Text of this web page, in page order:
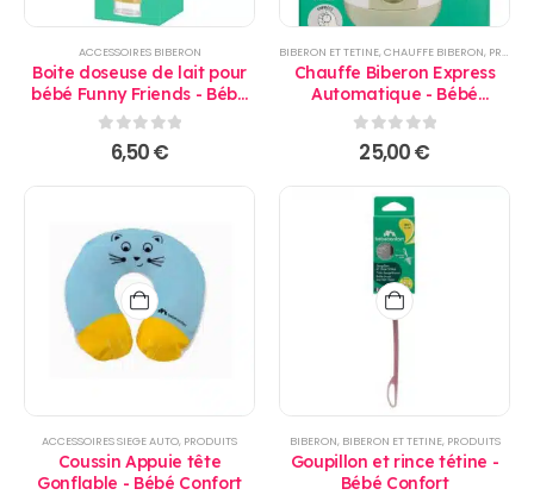
ACCESSOIRES BIBERON
Boite doseuse de lait pour
bébé Funny Friends - Bébé
Confort
sur 5
6,50€
BIBERON ET TETINE,CHAUFFE BIBERON, PRODUITS
Chauffe Biberon Express
Automatique - Bébé
Confort
0sur 5
25,00€
ACCESSOIRES SIEGE AUTO, PRODUITS
Coussin Appuie tête
Gonflable - Bébé Confort
BIBERON, BIBERON ET TETINE, PRODUITS
Goupillon et rince tétine -
Bébé Confort